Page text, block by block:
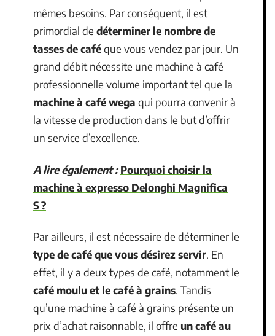
mêmes besoins. Par conséquent, il est
primordial de déterminer le nombre de
tasses de caféque vous vendez par jour. Un
grand débit nécessite une machine à café
professionnelle volume important tel que la
machine à café wega qui pourra convenir à
la vitesse de production dans le but d’offrir
un service d’excellence.
A lire également : Pourquoi choisir la
machine à expresso Delonghi Magnifica
S ?
Par ailleurs, il est nécessaire de déterminer le
type de café que vous désirez servir. En
effet, il y a deux types de café, notamment le
café moulu et le café à grains. Tandis
qu’une machine à café à grains présente un
prix d’achat raisonnable, il offre un café au